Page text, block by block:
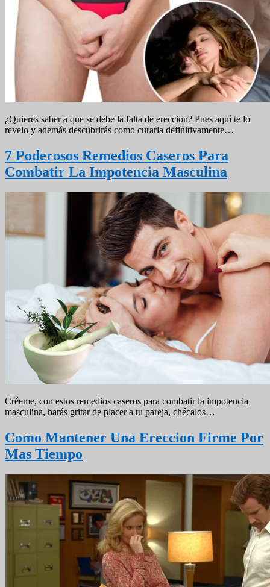
¿Quieres saber a que se debe la falta de ereccion? Pues aquí te lo
revelo y además descubrirás como curarla definitivamente…
7 Poderosos Remedios Caseros Para
Combatir La Impotencia Masculina
Créeme, con estos remedios caseros para combatir la impotencia
masculina, harás gritar de placer a tu pareja, chécalos…
Como Mantener Una Ereccion Firme Por
Mas Tiempo